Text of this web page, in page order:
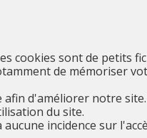
cookies sont de petits
de mémoriser
d'améliorer notre
du site.
incidence sur